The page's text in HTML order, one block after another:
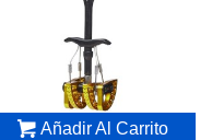
Añadir Al Carrito